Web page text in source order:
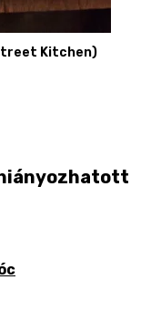
Kitchen)